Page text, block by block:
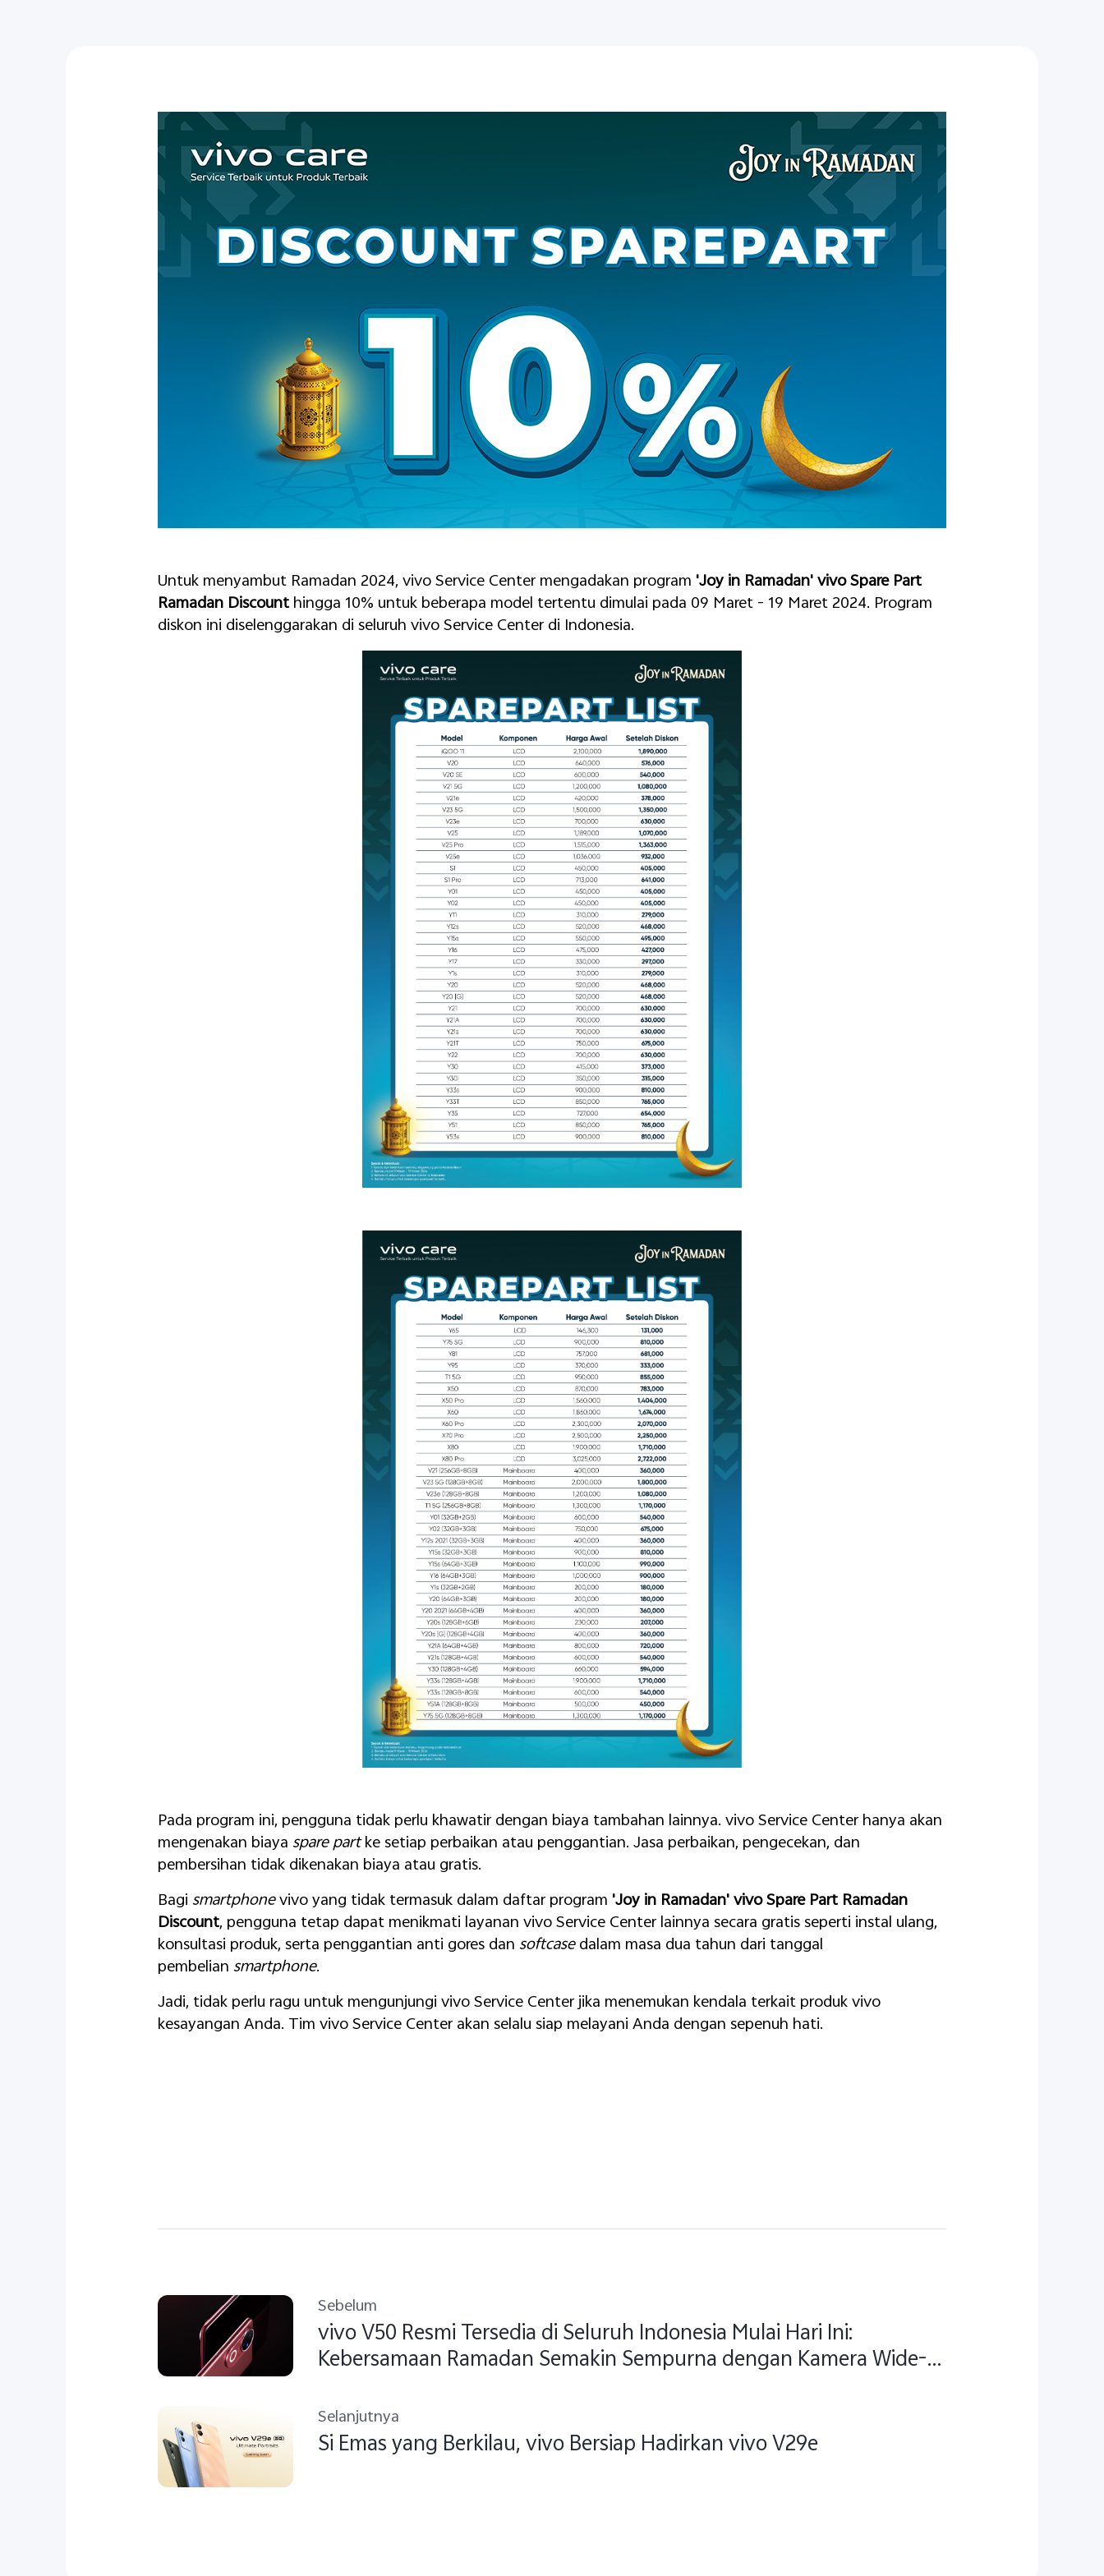
Untuk menyambut Ramadan 2024, vivo Service Center mengadakan program 'Joy in Ramadan'vivoSpare Part
Ramadan Discounthingga 10% untuk beberapa model tertentu dimulai pada 09 Maret - 19 Maret 2024. Program
diskon ini diselenggarakan di seluruh vivo Service Center di Indonesia.
Pada program ini, pengguna tidak perlu khawatir dengan biaya tambahan lainnya. vivo Service Center hanya akan
mengenakan biayaspare partke setiap perbaikan atau penggantian. Jasa perbaikan, pengecekan, dan
pembersihan tidak dikenakan biaya atau gratis.
Bagismartphonevivo yang tidak termasuk dalam daftar program 'Joy in Ramadan'vivoSpare Part Ramadan
Discount, pengguna tetap dapat menikmati layanan vivo Service Center lainnya secara gratis seperti instal ulang,
konsultasi produk, serta penggantian anti gores dansoftcasedalam masa dua tahun dari tanggal
pembeliansmartphone.
Jadi, tidak perlu ragu untuk mengunjungi vivo Service Center jika menemukan kendala terkait produk vivo
kesayangan Anda. Tim vivo Service Center akan selalu siap melayani Anda dengan sepenuh hati.
Sebelum
vivo V50 Resmi Tersedia di Seluruh Indonesia Mulai Hari Ini:
Kebersamaan Ramadan Semakin Sempurna dengan Kamera Wide-
Selanjutnya
Si Emas yang Berkilau, vivo Bersiap Hadirkan vivo V29e